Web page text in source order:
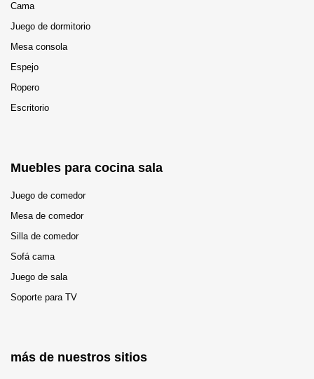
Cama
Juego de dormitorio
Mesa consola
Espejo
Ropero
Escritorio
Muebles para cocina sala
Juego de comedor
Mesa de comedor
Silla de comedor
Sofá cama
Juego de sala
Soporte para TV
más de nuestros sitios